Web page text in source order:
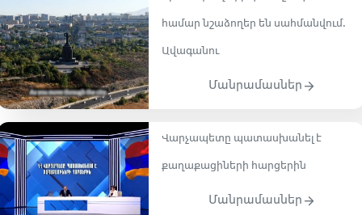
համար նշաձողեր են սահմանվում.
Ավագանու
Մանրամասներ
Վարչապետը պատասխանել է
քաղաքացիների հարցերին
Մանրամասներ